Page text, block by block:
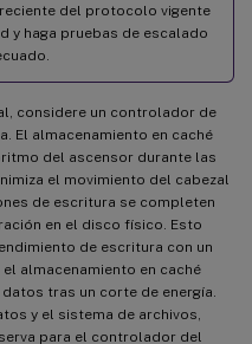
del protocolo vigente
y haga pruebas de escalado
considere un controlador de
El almacenamiento en caché
del ascensor durante las
el movimiento del cabezal
de escritura se completen
en el disco físico. Esto
de escritura con un
almacenamiento en caché
tras un corte de energía.
y el sistema de archivos,
para el controlador del